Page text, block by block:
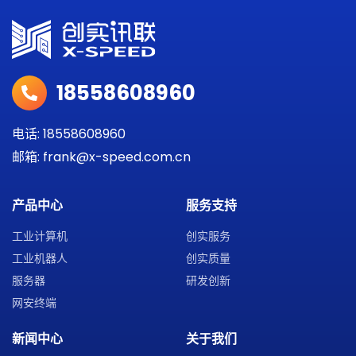
18558608960
电话: 18558608960
邮箱: frank@x-speed.com.cn
产品中心
工业计算机
工业机器人
服务器
网安终端
服务支持
创实服务
创实质量
研发创新
新闻中心 关于我们